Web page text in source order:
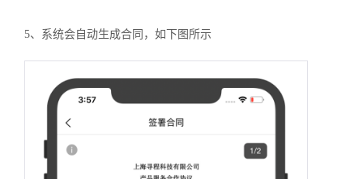
5、系统会自动生成合同，如下图所示